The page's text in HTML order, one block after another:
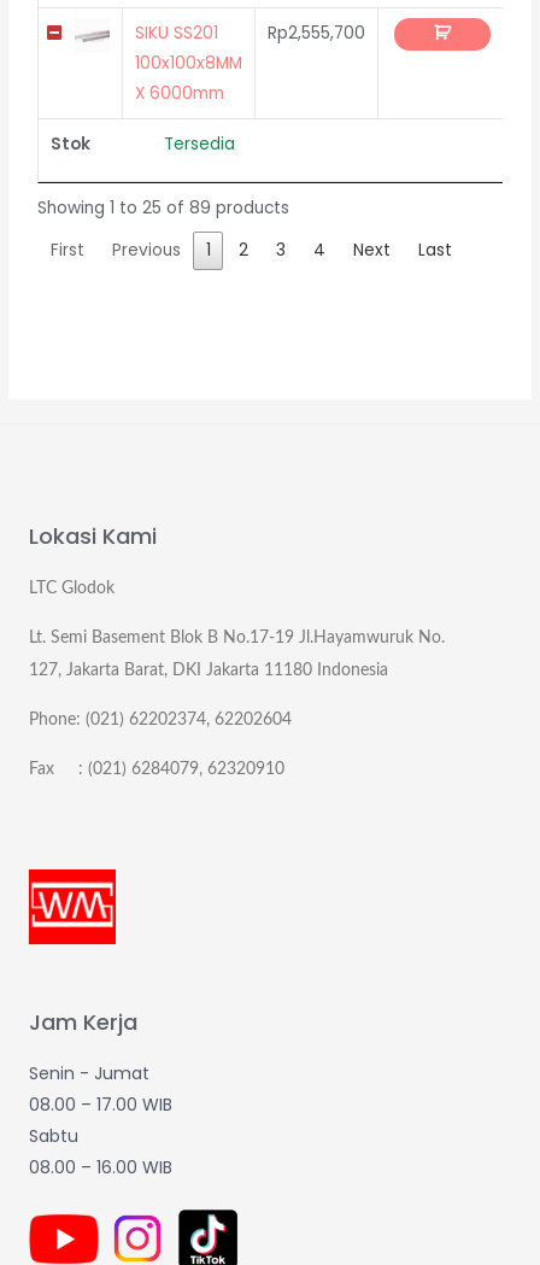
SIKU SS201
100x100x8MM
X 6000mm
Rp2,555,700
Stok Tersedia
Showing 1 to 25 of 89 products
First
Previous 1 2 3 4 Next Last
Lokasi Kami
LTC Glodok
Lt. Semi Basement Blok B No.17-19 Jl.Hayamwuruk No.
127, Jakarta Barat, DKI Jakarta 11180 Indonesia
Phone: (021) 62202374, 62202604
Fax : (021) 6284079, 62320910
Jam Kerja
Senin - Jumat
08.00 – 17.00 WIB
Sabtu
08.00 – 16.00 WIB